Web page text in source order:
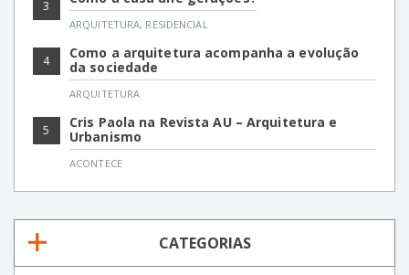
3
ARQUITETURA, RESIDENCIAL
4
Como a arquitetura acompanha a evolução
da sociedade
ARQUITETURA
5
Cris Paola na Revista AU – Arquitetura e
Urbanismo
ACONTECE
CATEGORIAS